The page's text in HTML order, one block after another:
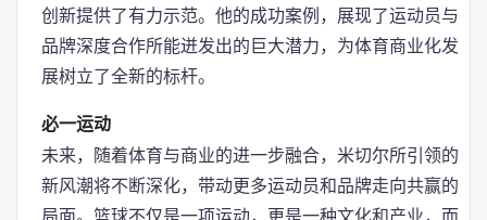
创新提供了有力示范。他的成功案例，展现了运动员与
品牌深度合作所能迸发出的巨大潜力，为体育商业化发
展树立了全新的标杆。
必一运动
未来，随着体育与商业的进一步融合，米切尔所引领的
新风潮将不断深化，带动更多运动员和品牌走向共赢的